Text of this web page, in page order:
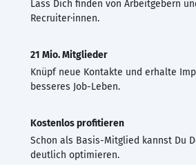
Lass Dich finden von Arbeitgebern
Recruiter·innen.
21 Mio. Mitglieder
Knüpf neue Kontakte und erhalte
besseres Job-Leben.
Kostenlos profitieren
Schon als Basis-Mitglied kannst Du
deutlich optimieren.